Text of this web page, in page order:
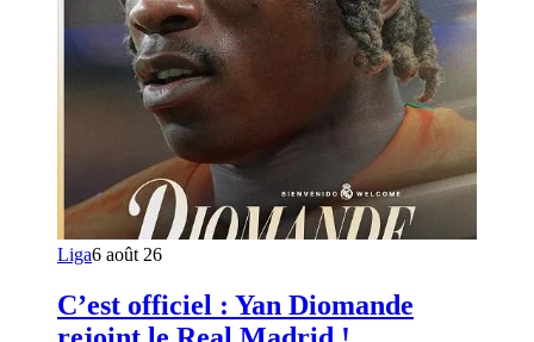
Liga6 août 26
C’est officiel : Yan Diomande